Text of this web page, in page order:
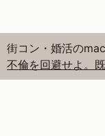
街コン・婚活の
不倫を回避せよ。